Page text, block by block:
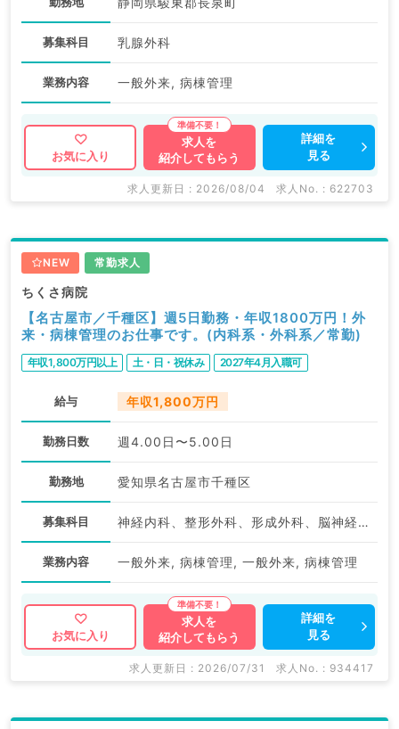
募集科目 乳腺外科
業務内容 一般外来, 病棟管理
お気に入り
求人を
紹介してもらう
詳細を
見る
求人更新日 : 2026/08/04 求人No. : 622703
NEW 常勤求人
ちくさ病院
【名古屋市／千種区】週5日勤務・年収1800万円！外
来・病棟管理のお仕事です。(内科系・外科系／常勤)
年収1,800万円以上 土・日・祝休み 2027年4月入職可
給与 年収1,800万円
勤務日数 週4.00日〜5.00日
勤務地 愛知県名古屋市千種区
募集科目 神経内科、整形外科、形成外科、脳神経外科、呼吸器外科、心臓血管外科、泌尿器科、一般内科、循環器内科、呼吸器内科、消化器内科、内分泌・代謝内科、腎臓内科、老年内科、血液内科、外科系全般、一般外科、消化器外科、乳腺外科、膠原病科、大腸・肛門外科
業務内容 一般外来, 病棟管理, 一般外来, 病棟管理
お気に入り
求人を
紹介してもらう
詳細を
見る
求人更新日 : 2026/07/31 求人No. : 934417